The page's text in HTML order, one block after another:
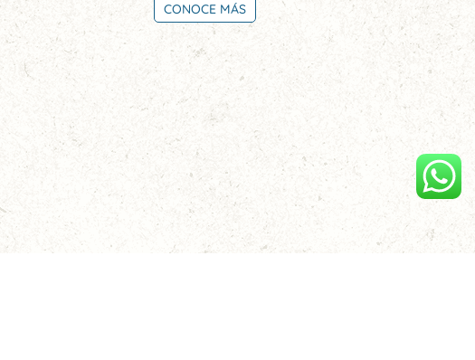
CONOCE MÁS